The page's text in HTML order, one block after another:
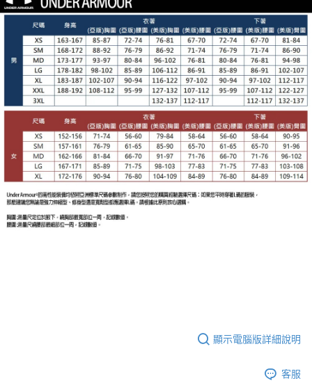
顯示電腦版詳細說明
客服